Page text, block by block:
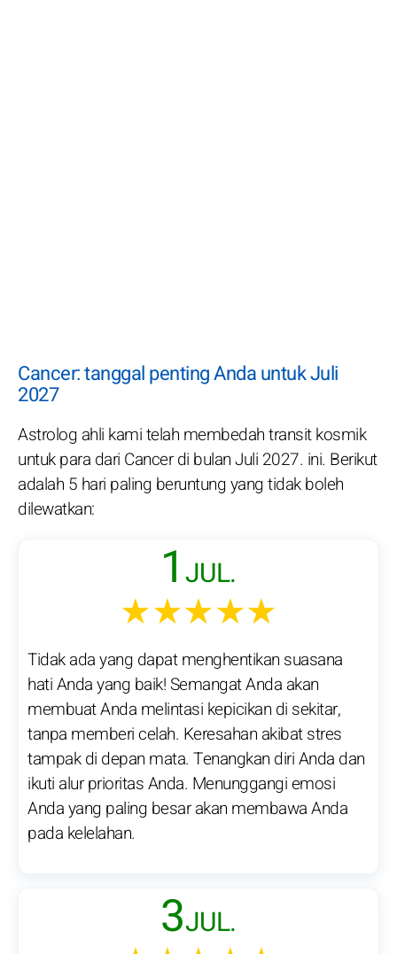
Cancer: tanggal penting Anda untuk Juli
2027
Astrolog ahli kami telah membedah transit kosmik
untuk para dari Cancer di bulan Juli 2027. ini. Berikut
adalah 5 hari paling beruntung yang tidak boleh
dilewatkan:
1 JUL.
★★★★★
Tidak ada yang dapat menghentikan suasana
hati Anda yang baik! Semangat Anda akan
membuat Anda melintasi kepicikan di sekitar,
tanpa memberi celah. Keresahan akibat stres
tampak di depan mata. Tenangkan diri Anda dan
ikuti alur prioritas Anda. Menunggangi emosi
Anda yang paling besar akan membawa Anda
pada kelelahan.
3JUL.